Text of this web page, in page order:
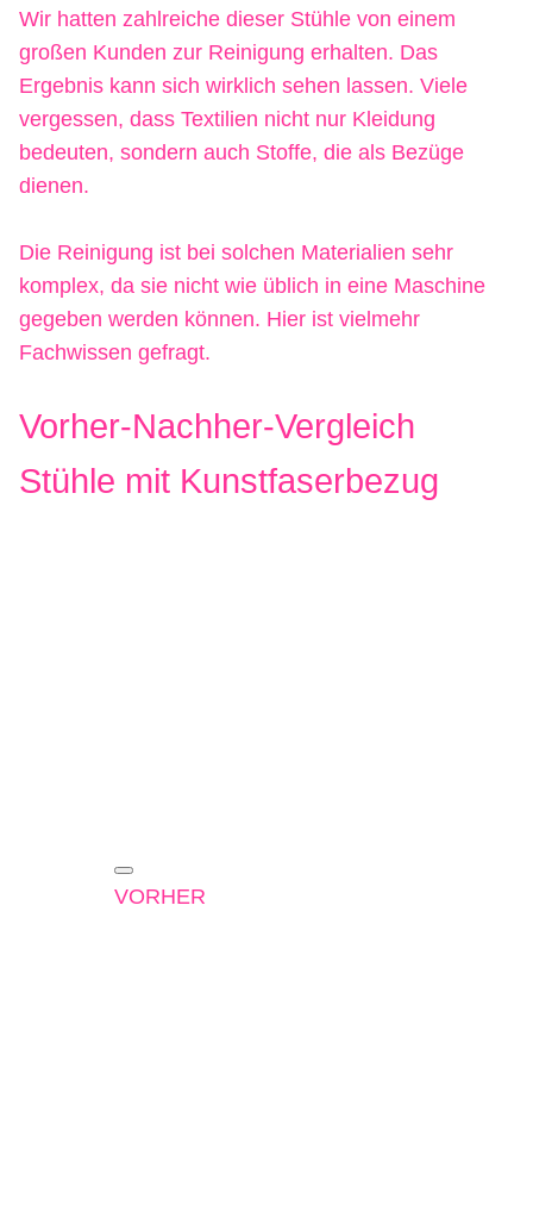
Wir hatten zahlreiche dieser Stühle von einem
großen Kunden zur Reinigung erhalten. Das
Ergebnis kann sich wirklich sehen lassen. Viele
vergessen, dass Textilien nicht nur Kleidung
bedeuten, sondern auch Stoffe, die als Bezüge
dienen.
Die Reinigung ist bei solchen Materialien sehr
komplex, da sie nicht wie üblich in eine Maschine
gegeben werden können. Hier ist vielmehr
Fachwissen gefragt.
Vorher-Nachher-Vergleich
Stühle mit Kunstfaserbezug
VORHER